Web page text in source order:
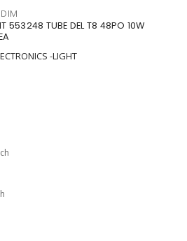
553248 TUBE DEL T8 48PO 10W
-LIGHT